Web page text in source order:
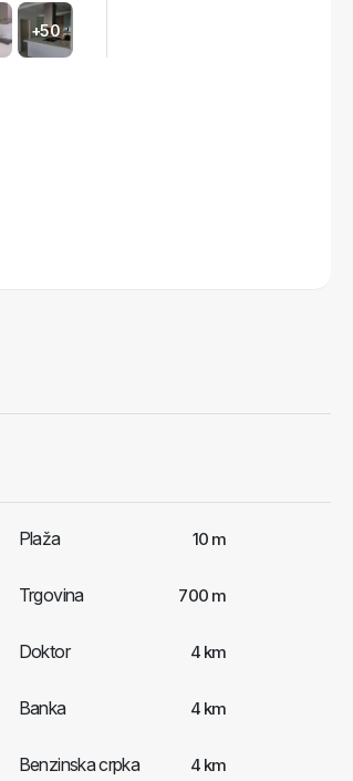
+50
Plaža 10 m
Trgovina 700 m
Doktor 4 km
Banka 4 km
Benzinska crpka 4 km